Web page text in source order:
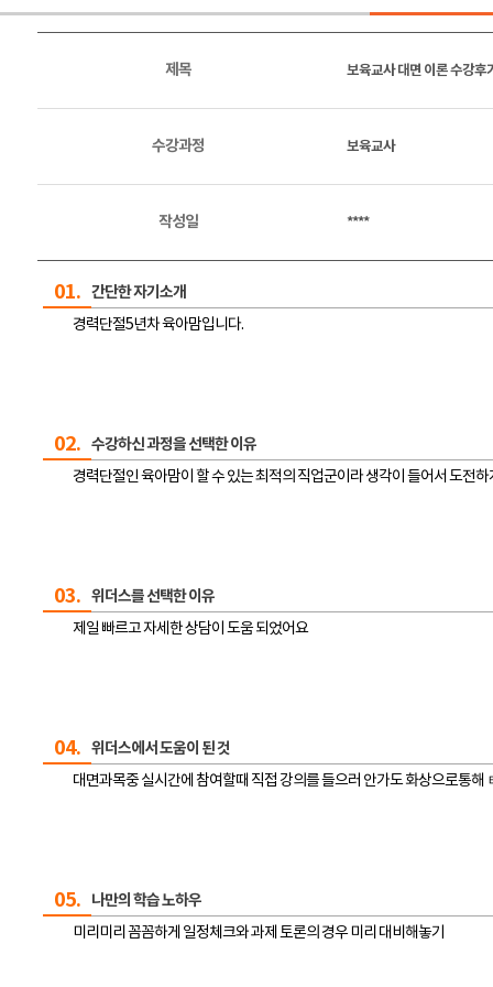
제목 보육교사 대면 이론 수강후기
수강과정 보육교사
작성일 ****
01. 간단한 자기소개
경력단절5년차 육아맘입니다.
02. 수강하신 과정을 선택한 이유
경력단절인 육아맘이 할 수 있는 최적의 직업군이라 생각이 들어서 도전
03. 위더스를 선택한 이유
제일 빠르고 자세한 상담이 도움 되었어요
04. 위더스에서 도움이 된 것
대면과목중 실시간에 참여할때 직접 강의를 들으러 안가도 화상으로통해
05. 나만의 학습 노하우
미리미리 꼼꼼하게 일정체크와 과제 토론의 경우 미리 대비해놓기